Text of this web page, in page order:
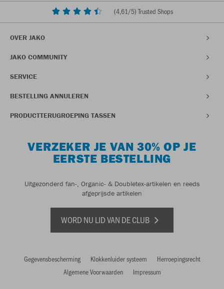
(4,61/5) Trusted Shops
OVER JAKO
JAKO COMMUNITY
SERVICE
BESTELLING ANNULEREN
PRODUCTTERUGROEPING TASSEN
VERZEKER JE VAN 30% OP JE
EERSTE BESTELLING
Uitgezonderd fan-, Organic- & Doubletex-artikelen en reeds
afgeprijsde artikelen
WORD NU LID VAN DE CLUB
Gegevensbescherming Klokkenluider systeem
Herroepingsrecht
Algemene Voorwaarden
Impressum